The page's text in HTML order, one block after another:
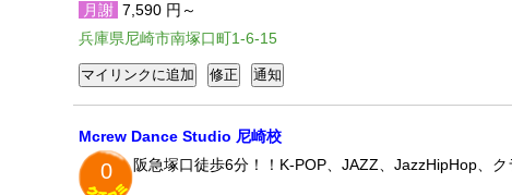
月謝 7,590 円～
兵庫県尼崎市南塚口町1-6-15
Mcrew Dance Studio 尼崎校
0 阪急塚口徒歩6分！！K-POP、JAZZ、JazzHipHop、ク